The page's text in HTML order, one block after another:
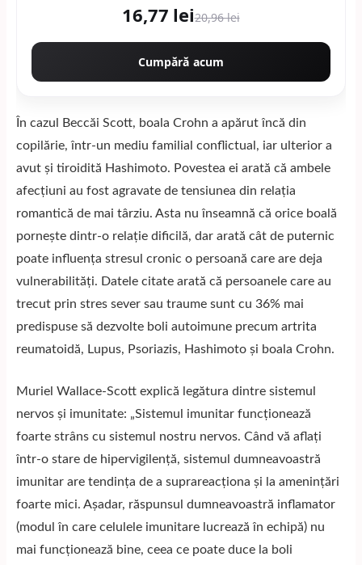
16,77 lei20,96 lei
Cumpără acum
În cazul Beccăi Scott, boala Crohn a apărut încă din
copilărie, într-un mediu familial conflictual, iar ulterior a
avut și tiroidită Hashimoto. Povestea ei arată că ambele
afecțiuni au fost agravate de tensiunea din relația
romantică de mai târziu. Asta nu înseamnă că orice boală
pornește dintr-o relație dificilă, dar arată cât de puternic
poate influența stresul cronic o persoană care are deja
vulnerabilități. Datele citate arată că persoanele care au
trecut prin stres sever sau traume sunt cu 36% mai
predispuse să dezvolte boli autoimune precum artrita
reumatoidă, Lupus, Psoriazis, Hashimoto și boala Crohn.
Muriel Wallace-Scott explică legătura dintre sistemul
nervos și imunitate: „Sistemul imunitar funcționează
foarte strâns cu sistemul nostru nervos. Când vă aflați
într-o stare de hipervigilență, sistemul dumneavoastră
imunitar are tendința de a suprareacționa și la amenințări
foarte mici. Așadar, răspunsul dumneavoastră inflamator
(modul în care celulele imunitare lucrează în echipă) nu
mai funcționează bine, ceea ce poate duce la boli